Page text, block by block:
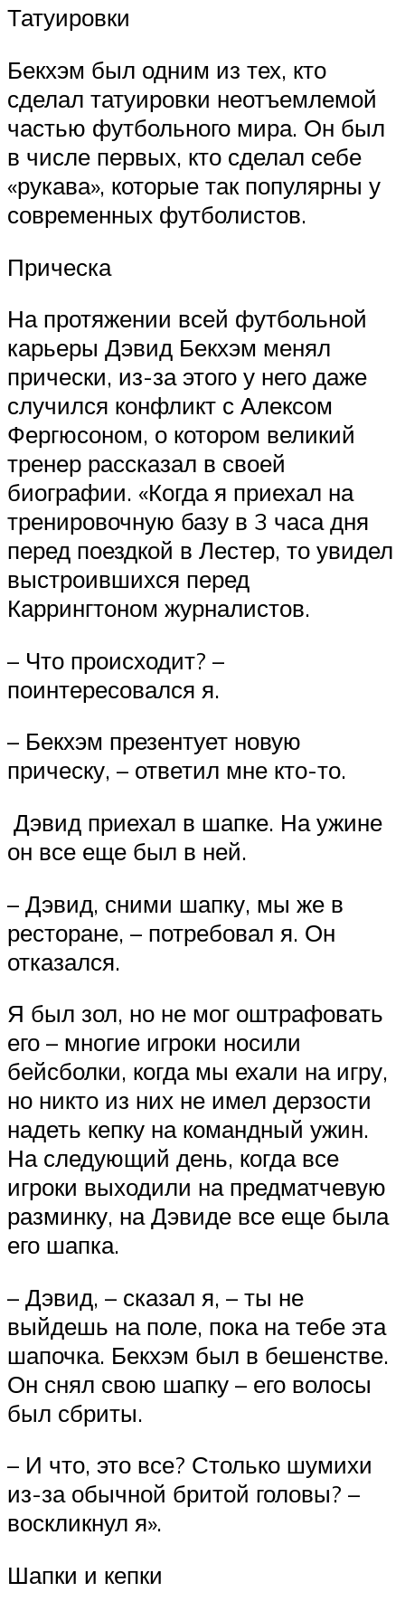
Татуировки
Бекхэм был одним из тех, кто
сделал татуировки неотъемлемой
частью футбольного мира. Он был
в числе первых, кто сделал себе
«рукава», которые так популярны у
современных футболистов.
Прическа
На протяжении всей футбольной
карьеры Дэвид Бекхэм менял
прически, из-за этого у него даже
случился конфликт с Алексом
Фергюсоном, о котором великий
тренер рассказал в своей
биографии. «Когда я приехал на
тренировочную базу в 3 часа дня
перед поездкой в Лестер, то увидел
выстроившихся перед
Каррингтоном журналистов.
– Что происходит? –
поинтересовался я.
– Бекхэм презентует новую
прическу, – ответил мне кто-то.
Дэвид приехал в шапке. На ужине
он все еще был в ней.
– Дэвид, сними шапку, мы же в
ресторане, – потребовал я. Он
отказался.
Я был зол, но не мог оштрафовать
его – многие игроки носили
бейсболки, когда мы ехали на игру,
но никто из них не имел дерзости
надеть кепку на командный ужин.
На следующий день, когда все
игроки выходили на предматчевую
разминку, на Дэвиде все еще была
его шапка.
– Дэвид, – сказал я, – ты не
выйдешь на поле, пока на тебе эта
шапочка. Бекхэм был в бешенстве.
Он снял свою шапку – его волосы
был сбриты.
– И что, это все? Столько шумихи
из-за обычной бритой головы? –
воскликнул я».
Шапки и кепки